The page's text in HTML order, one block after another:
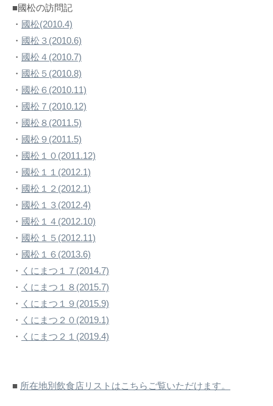
■國松の訪問記
・ 國松(2010.4)
・ 國松３(2010.6)
・ 國松４(2010.7)
・ 國松５(2010.8)
・ 國松６(2010.11)
・ 國松７(2010.12)
・ 國松８(2011.5)
・ 國松９(2011.5)
・ 國松１０(2011.12)
・ 國松１１(2012.1)
・ 國松１２(2012.1)
・ 國松１３(2012.4)
・ 國松１４(2012.10)
・ 國松１５(2012.11)
・ 國松１６(2013.6)
・ くにまつ１７(2014.7)
・ くにまつ１８(2015.7)
・ くにまつ１９(2015.9)
・ くにまつ２０(2019.1)
・ くにまつ２１(2019.4)
■ 所在地別飲食店リストはこちらご覧いただけます。